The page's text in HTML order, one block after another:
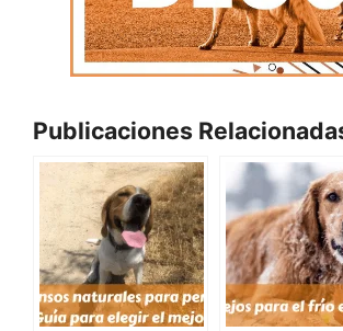
Publicaciones